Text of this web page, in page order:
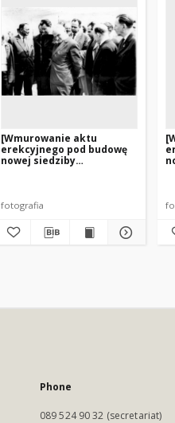
[Wmurowanie aktu
erekcyjnego pod budowę
nowej siedziby
fotografia
Phone
089 524 90 32 (secretariat)